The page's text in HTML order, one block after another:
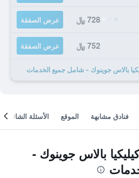
728 ﷼ عرض الصفقة
752 ﷼ عرض الصفقة
فنادق مشابهة الموقع الأسئلة الشائعة
بالاس جوينوك -